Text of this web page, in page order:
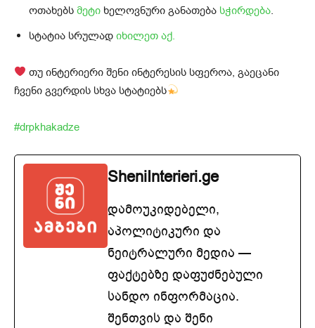
ოთახებს მეტი ხელოვნური განათება სჭირდება.
სტატია სრულად იხილეთ აქ.
თუ ინტერიერი შენი ინტერესის სფეროა, გაეცანი
ჩვენი გვერდის სხვა სტატიებს
#drpkhakadze
SheniInterieri.ge
დამოუკიდებელი,
აპოლიტიკური და
ნეიტრალური მედია —
ფაქტებზე დაფუძნებული
სანდო ინფორმაცია.
შენთვის და შენი